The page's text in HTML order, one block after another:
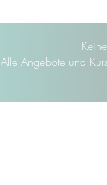
Alle Angebote und